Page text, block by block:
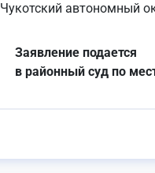
Чукотский автономный
Заявление подается
в районный суд по